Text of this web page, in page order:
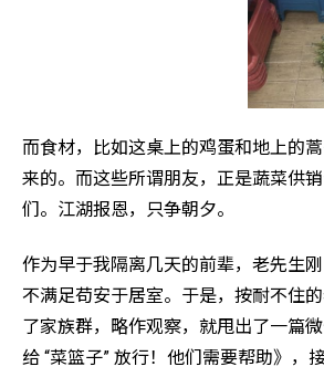
而食材，比如这桌上的鸡蛋和地上的
来的。而这些所谓朋友，正是蔬菜供
们。江湖报恩，只争朝夕。
作为早于我隔离几天的前辈，老先生
不满足苟安于居室。于是，按耐不住
了家族群，略作观察，就甩出了一篇
给 “菜篮子” 放行！他们需要帮助》，